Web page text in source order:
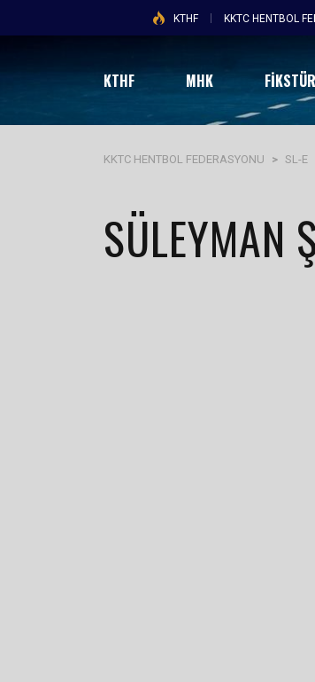
KTHF KKTC HENTBOL
KTHF MHK FİKSTÜR
KKTC HENTBOL FEDERASYONU > SL-E
SÜLEYMAN